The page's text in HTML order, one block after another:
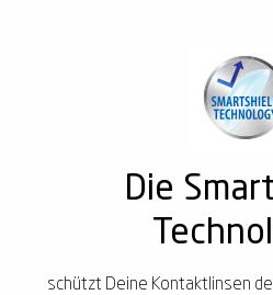
Die
schützt Deine Kontaktlinsen